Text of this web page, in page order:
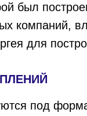
был
компаний,
для
под